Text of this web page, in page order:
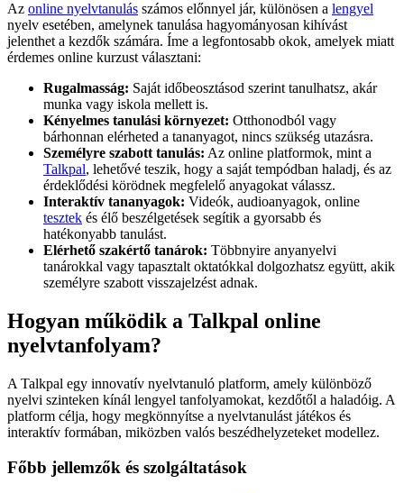
Az online nyelvtanulás számos előnnyel jár, különösen a lengyel
nyelv esetében, amelynek tanulása hagyományosan kihívást
jelenthet a kezdők számára. Íme a legfontosabb okok, amelyek miatt
érdemes online kurzust választani:
Rugalmasság: Saját időbeosztásod szerint tanulhatsz, akár
munka vagy iskola mellett is.
Kényelmes tanulási környezet: Otthonodból vagy
bárhonnan elérheted a tananyagot, nincs szükség utazásra.
Személyre szabott tanulás: Az online platformok, mint a
Talkpal, lehetővé teszik, hogy a saját tempódban haladj, és az
érdeklődési körödnek megfelelő anyagokat válassz.
Interaktív tananyagok: Videók, audioanyagok, online
tesztek és élő beszélgetések segítik a gyorsabb és
hatékonyabb tanulást.
Elérhető szakértő tanárok: Többnyire anyanyelvi
tanárokkal vagy tapasztalt oktatókkal dolgozhatsz együtt, akik
személyre szabott visszajelzést adnak.
Hogyan működik a Talkpal online
nyelvtanfolyam?
A Talkpal egy innovatív nyelvtanuló platform, amely különböző
nyelvi szinteken kínál lengyel tanfolyamokat, kezdőtől a haladóig. A
platform célja, hogy megkönnyítse a nyelvtanulást játékos és
interaktív formában, miközben valós beszédhelyzeteket modellez.
Főbb jellemzők és szolgáltatások